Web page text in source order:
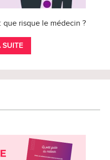
que risque le médecin ?
SUITE